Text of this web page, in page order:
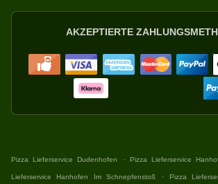
AKZEPTIERTE
Pizza Lieferservice Dudenhofen . Pizza Lieferservice
Lieferservice Hanhofen Im Schnepfenstoß . Pizza